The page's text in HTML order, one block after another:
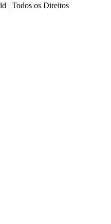
| Todos os Direitos